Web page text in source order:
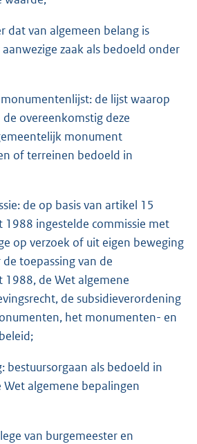
dat van algemeen belang is
zaak als bedoeld onder
de lijst waarop
overeenkomstig deze
monument
of terreinen bedoeld in
de op basis van artikel 15
ingestelde commissie met
op verzoek of uit eigen beweging
toepassing van de
de Wet algemene
de subsidieverordening
het monumenten- en
bestuursorgaan als bedoeld in
algemene bepalingen
van burgemeester en